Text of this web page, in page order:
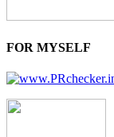
FOR MYSELF